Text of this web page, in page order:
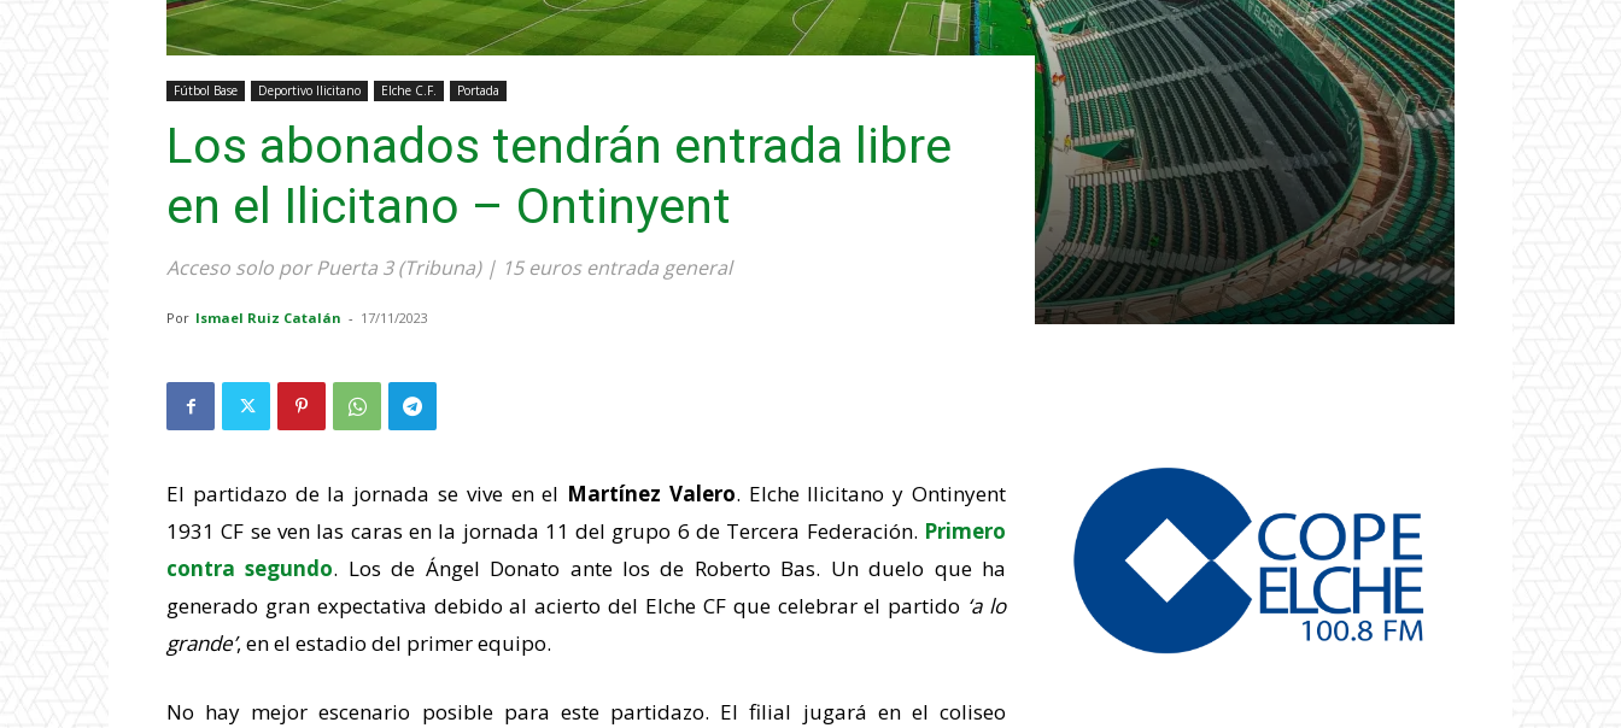
Fútbol Base Deportivo Ilicitano Elche C.F. Portada
Los abonados tendrán entrada libre
en el Ilicitano – Ontinyent
Acceso solo por Puerta 3 (Tribuna) | 15 euros entrada general
Por Ismael Ruiz Catalán - 17/11/2023
El partidazo de la jornada se vive en el Martínez Valero. Elche Ilicitano y Ontinyent
1931 CF se ven las caras en la jornada 11 del grupo 6 de Tercera Federación. Primero
contra segundo. Los de Ángel Donato ante los de Roberto Bas. Un duelo que ha
generado gran expectativa debido al acierto del Elche CF que celebrar el partido ‘a lo
grande’, en el estadio del primer equipo.
No hay mejor escenario posible para este partidazo. El filial jugará en el coliseo